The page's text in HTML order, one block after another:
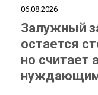
06.08.2026
Залужный
остается
но считает